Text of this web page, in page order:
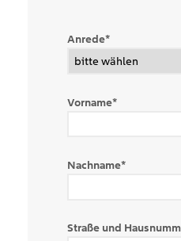
Anrede*
Vorname*
Nachname*
Straße und